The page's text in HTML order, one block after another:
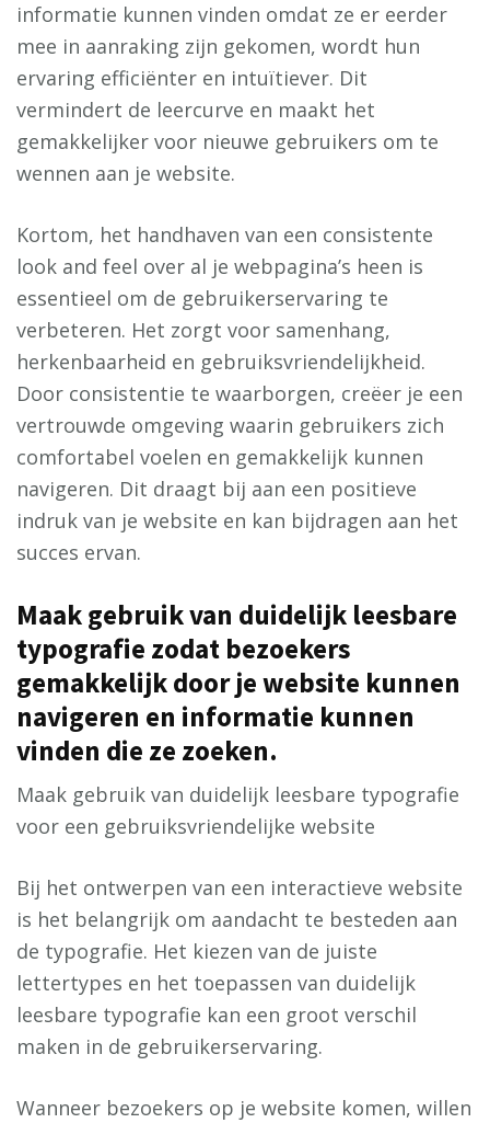
informatie kunnen vinden omdat ze er eerder
mee in aanraking zijn gekomen, wordt hun
ervaring efficiënter en intuïtiever. Dit
vermindert de leercurve en maakt het
gemakkelijker voor nieuwe gebruikers om te
wennen aan je website.
Kortom, het handhaven van een consistente
look and feel over al je webpagina’s heen is
essentieel om de gebruikerservaring te
verbeteren. Het zorgt voor samenhang,
herkenbaarheid en gebruiksvriendelijkheid.
Door consistentie te waarborgen, creëer je een
vertrouwde omgeving waarin gebruikers zich
comfortabel voelen en gemakkelijk kunnen
navigeren. Dit draagt bij aan een positieve
indruk van je website en kan bijdragen aan het
succes ervan.
Maak gebruik van duidelijk leesbare
typografie zodat bezoekers
gemakkelijk door je website kunnen
navigeren en informatie kunnen
vinden die ze zoeken.
Maak gebruik van duidelijk leesbare typografie
voor een gebruiksvriendelijke website
Bij het ontwerpen van een interactieve website
is het belangrijk om aandacht te besteden aan
de typografie. Het kiezen van de juiste
lettertypes en het toepassen van duidelijk
leesbare typografie kan een groot verschil
maken in de gebruikerservaring.
Wanneer bezoekers op je website komen, willen